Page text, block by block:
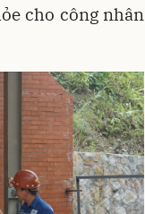
cho công nhân